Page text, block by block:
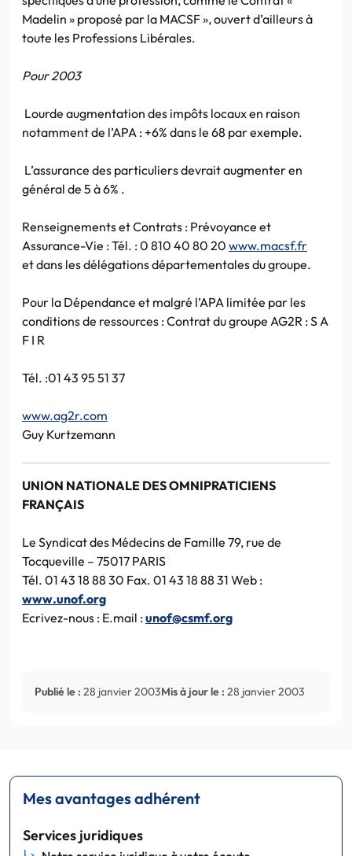
Madelin » proposé par la MACSF », ouvert d’ailleurs à
toute les Professions Libérales.
Pour 2003
Lourde augmentation des impôts locaux en raison
notamment de l’APA : +6% dans le 68 par exemple.
L’assurance des particuliers devrait augmenter en
général de 5 à 6% .
Renseignements et Contrats : Prévoyance et
Assurance-Vie : Tél. : 0 810 40 80 20 www.macsf.fr
et dans les délégations départementales du groupe.
Pour la Dépendance et malgré l’APA limitée par les
conditions de ressources : Contrat du groupe AG2R : S A
F I R
Tél. :01 43 95 51 37
www.ag2r.com
Guy Kurtzemann
UNION NATIONALE DES OMNIPRATICIENS
FRANÇAIS
Le Syndicat des Médecins de Famille 79, rue de
Tocqueville – 75017 PARIS
Tél. 01 43 18 88 30 Fax. 01 43 18 88 31 Web :
www.unof.org
Ecrivez-nous : E.mail :unof@csmf.org
Publié le : 28 janvier 2003Mis à jour le : 28 janvier 2003
Mes avantages adhérent
Services juridiques